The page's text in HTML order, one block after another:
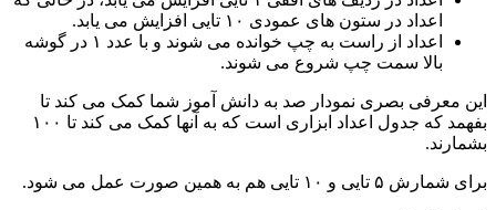
اعداد در ستون های عمودی ۱۰ تایی افزایش می یابد.
اعداد از راست به چپ خوانده می شوند و با عدد ۱ در گوشه
بالا سمت چپ شروع می شوند.
این معرفی بصری نمودار صد به دانش آموز شما کمک می کند تا
بفهمد که جدول اعداد ابزاری است که به آنها کمک می کند تا ۱۰۰
بشمارند.
برای شمارش ۵ تایی و ۱۰ تایی هم به همین صورت عمل می شود.